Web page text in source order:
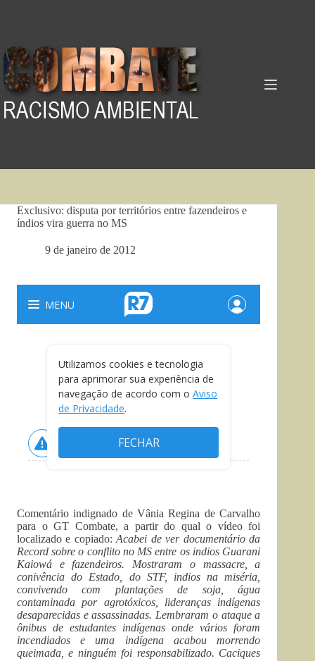
Exclusivo: disputa por territórios entre fazendeiros e
índios vira guerra no MS
9 de janeiro de 2012
Comentário indignado de Vânia Regina de Carvalho
para o GT Combate, a partir do qual o vídeo foi
localizado e copiado:Acabei de ver documentário da
Record sobre o conflito no MS entre os indios Guarani
Kaiowá e fazendeiros. Mostraram o massacre, a
conivência do Estado, do STF, indios na miséria,
convivendo com plantações de soja, água
contaminada por agrotóxicos, lideranças indígenas
desaparecidas e assassinadas. Lembraram o ataque a
ônibus de estudantes indígenas onde vários foram
incendiados e uma indígena acabou morrendo
queimada, e ninguém foi responsabilizado. Caciques